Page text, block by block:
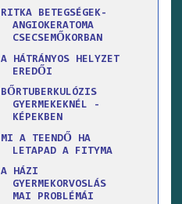
RITKA BETEGSÉGEK-
ANGIOKERATOMA
CSECSEMŐKORBAN
A HÁTRÁNYOS HELYZET
EREDŐI
BŐRTUBERKULÓZIS
GYERMEKEKNÉL -
KÉPEKBEN
MI A TEENDŐ HA
LETAPAD A FITYMA
A HÁZI
GYERMEKORVOSLÁS
MAI PROBLÉMÁI